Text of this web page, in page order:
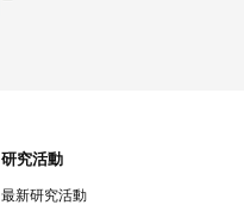
研究活動
最新研究活動